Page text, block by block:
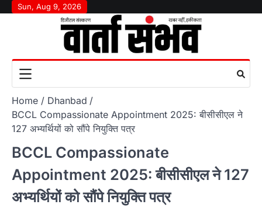
SkipSun, Aug 9, 2026
Home
Dhanbad
BCCL Compassionate Appointment 2025: बीसीसीएल ने
127 अभ्यर्थियों को सौंपे नियुक्ति पत्र
BCCL Compassionate
Appointment 2025: बीसीसीएल ने 127
अभ्यर्थियों को सौंपे नियुक्ति पत्र